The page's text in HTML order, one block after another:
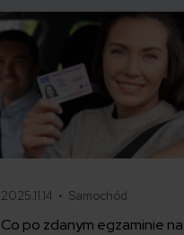
2025.11.14 • Samochód
Co po zdanym egzaminie